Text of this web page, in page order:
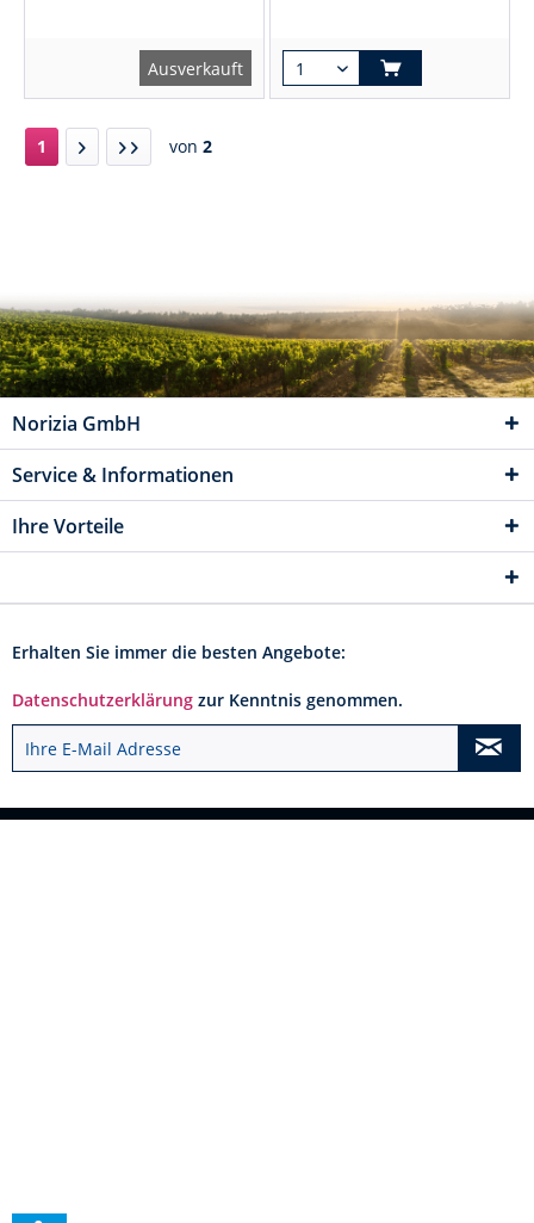
Ausverkauft
1 von 2
Norizia GmbH
Service & Informationen
Ihre Vorteile
Erhalten Sie immer die besten Angebote:
Datenschutzerklärung zur Kenntnis genommen.